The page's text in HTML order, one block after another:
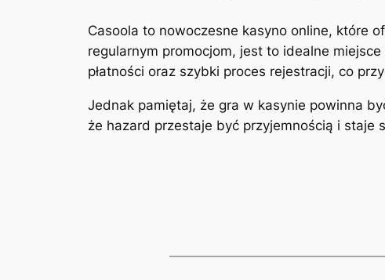
Casoola to nowoczesne kasyno online, które
regularnym promocjom, jest to idealne
płatności oraz szybki proces rejestracji, co
Jednak pamiętaj, że gra w kasynie powinna
że hazard przestaje być przyjemnością i staje